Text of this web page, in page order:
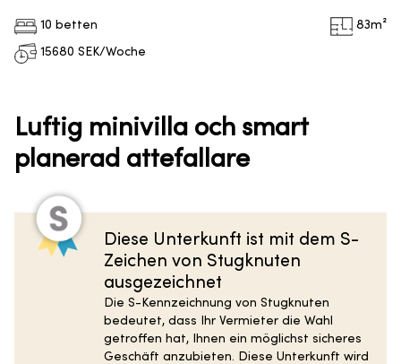
10 betten 83m²
15680 SEK/Woche
Luftig minivilla och smart
planerad attefallare
Diese Unterkunft ist mit dem S-
Zeichen von Stugknuten
ausgezeichnet
Die S-Kennzeichnung von Stugknuten
bedeutet, dass Ihr Vermieter die Wahl
getroffen hat, Ihnen ein möglichst sicheres
Geschäft anzubieten. Diese Unterkunft wird